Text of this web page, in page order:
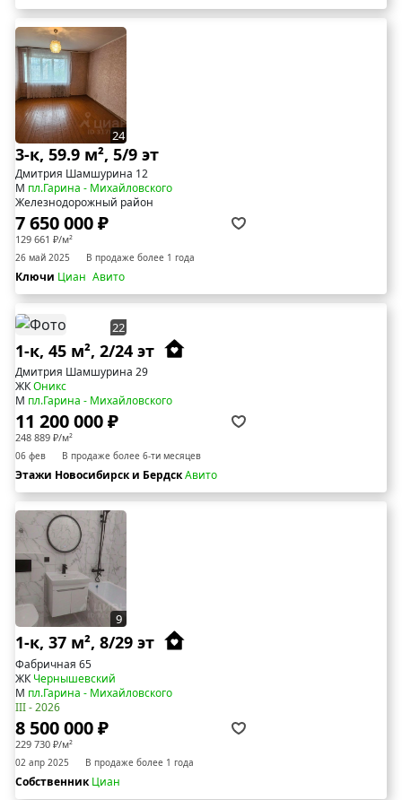
24
3-к, 59.9 м², 5/9 эт
Дмитрия Шамшурина 12
М пл.Гарина - Михайловского
Железнодорожный район
7 650 000 ₽
129 661 ₽/м²
26 май 2025 В продаже более 1 года
Ключи Циан Авито
22
1-к, 45 м², 2/24 эт
Дмитрия Шамшурина 29
ЖКОникс
М пл.Гарина - Михайловского
11 200 000 ₽
248 889 ₽/м²
06 фев В продаже более 6-ти месяцев
Этажи Новосибирск и БердскАвито
9
1-к, 37 м², 8/29 эт
Фабричная 65
ЖКЧернышевский
М пл.Гарина - Михайловского
III - 2026
8 500 000 ₽
229 730 ₽/м²
02 апр 2025 В продаже более 1 года
СобственникЦиан